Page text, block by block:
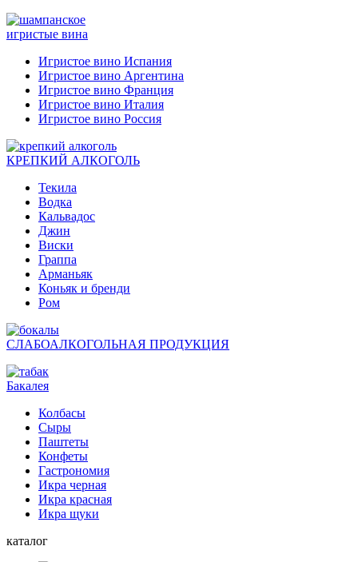
игристые вина
Игристое вино Испания
Игристое вино Аргентина
Игристое вино Франция
Игристое вино Италия
Игристое вино Россия
КРЕПКИЙ АЛКОГОЛЬ
Текила
Водка
Кальвадос
Джин
Виски
Граппа
Арманьяк
Коньяк и бренди
Ром
СЛАБОАЛКОГОЛЬНАЯ ПРОДУКЦИЯ
Бакалея
Колбасы
Сыры
Паштеты
Конфеты
Гастрономия
Икра черная
Икра красная
Икра щуки
каталог